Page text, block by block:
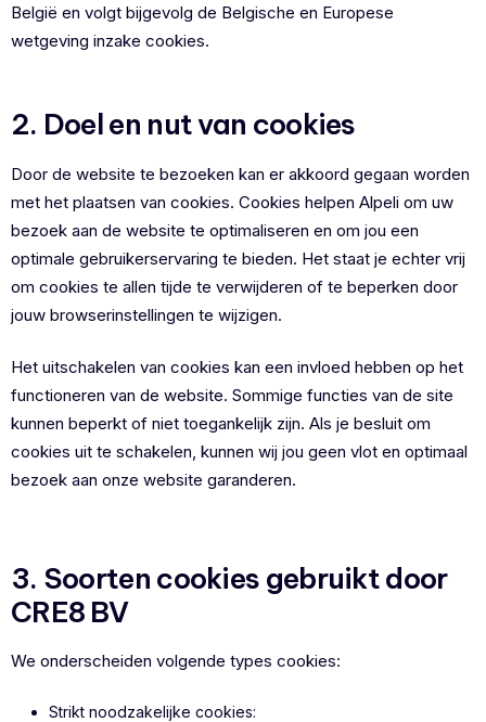
België en volgt bijgevolg de Belgische en Europese
wetgeving inzake cookies.
2. Doel en nut van cookies
Door de website te bezoeken kan er akkoord gegaan worden
met het plaatsen van cookies. Cookies helpen Alpeli om uw
bezoek aan de website te optimaliseren en om jou een
optimale gebruikerservaring te bieden. Het staat je echter vrij
om cookies te allen tijde te verwijderen of te beperken door
jouw browserinstellingen te wijzigen.
Het uitschakelen van cookies kan een invloed hebben op het
functioneren van de website. Sommige functies van de site
kunnen beperkt of niet toegankelijk zijn. Als je besluit om
cookies uit te schakelen, kunnen wij jou geen vlot en optimaal
bezoek aan onze website garanderen.
3. Soorten cookies gebruikt door
CRE8 BV
We onderscheiden volgende types cookies:
Strikt noodzakelijke cookies: